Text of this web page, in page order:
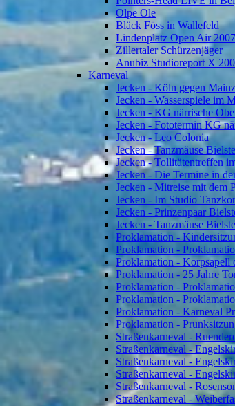
Olpe Ole
Bläck Föss in Wallefeld
Lindenplatz Open Air 2007
Zillertaler Schürzenjäger
Anubiz Studioreport X
Karneval
Jecken - Köln gegen
Jecken - Wasserspiele im
Jecken - KG närrische
Jecken - Fototermin KG
Jecken - Leo Colonia
Jecken - Tanzmäuse
Jecken - Tollitätentreffen
Jecken - Die Termine in
Jecken - Mitreise mit dem
Jecken - Im Studio
Jecken - Prinzenpaar
Jecken - Tanzmäuse
Proklamation -
Proklamation -
Proklamation - Korpsapell
Proklamation - 25 Jahre
Proklamation -
Proklamation -
Proklamation - Karneval
Proklamation -
Straßenkarneval -
Straßenkarneval -
Straßenkarneval -
Straßenkarneval -
Straßenkarneval -
Straßenkarneval -